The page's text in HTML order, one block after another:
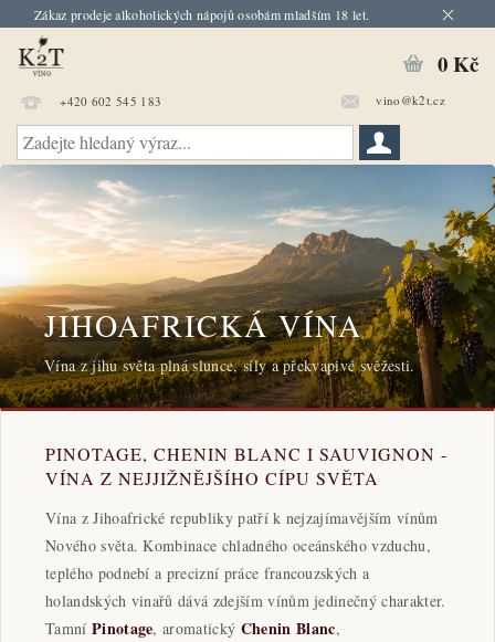
Zákaz prodeje alkoholických nápojů osobám mladším 18 let.
+420 602 545 183 vino@k2t.cz
0 Kč
JIHOAFRICKÁ VÍNA
Vína z jihu světa plná slunce, síly a překvapivé svěžesti.
PINOTAGE, CHENIN BLANC I SAUVIGNON -
VÍNA Z NEJJIŽNĚJŠÍHO CÍPU SVĚTA
Vína z Jihoafrické republiky patří k nejzajímavějším vínům
Nového světa. Kombinace chladného oceánského vzduchu,
teplého podnebí a precizní práce francouzských a
holandských vinařů dává zdejším vínům jedinečný charakter.
Tamní Pinotage, aromatický Chenin Blanc,